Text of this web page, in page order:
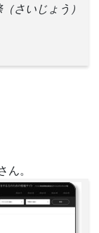
さいじょう）
。